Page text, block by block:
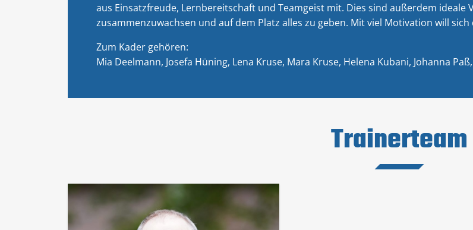
aus Einsatzfreude, Lernbereitschaft und Teamgeist mit. Dies sind außerdem ideale
zusammenzuwachsen und auf dem Platz alles zu geben. Mit viel Motivation will
Zum Kader gehören:
Mia Deelmann, Josefa Hüning, Lena Kruse, Mara Kruse, Helena Kubani, Johanna
Trainerteam